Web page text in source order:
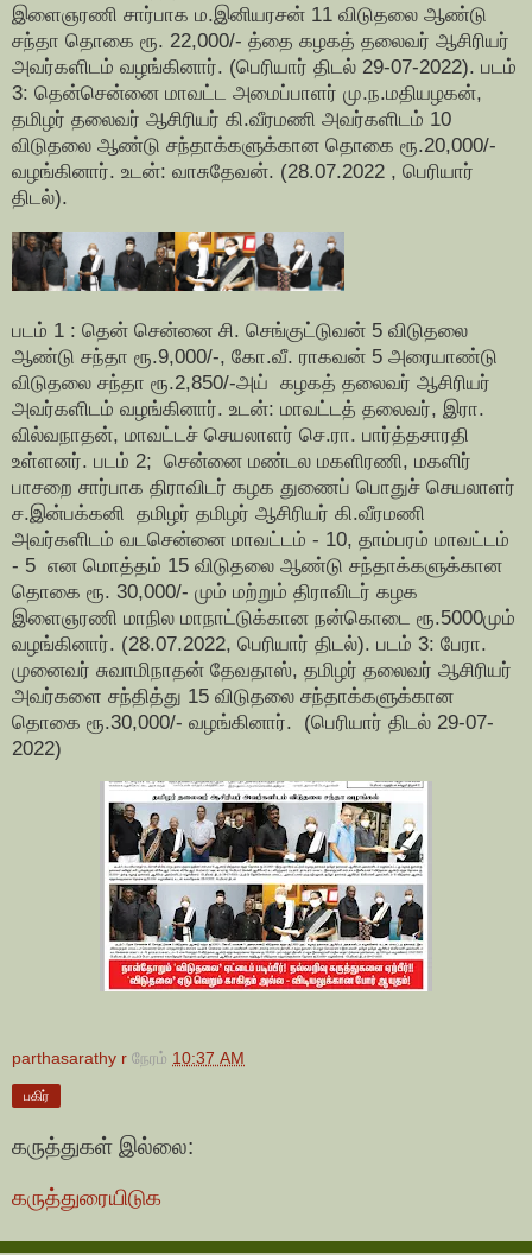
இளைஞரணி சார்பாக ம.இனியரசன் 11 விடுதலை ஆண்டு
சந்தா தொகை ரூ. 22,000/- த்தை கழகத் தலைவர் ஆசிரியர்
அவர்களிடம் வழங்கினார். (பெரியார் திடல் 29-07-2022). படம்
3: தென்சென்னை மாவட்ட அமைப்பாளர் மு.ந.மதியழகன்,
தமிழர் தலைவர் ஆசிரியர் கி.வீரமணி அவர்களிடம் 10
விடுதலை ஆண்டு சந்தாக்களுக்கான தொகை ரூ.20,000/-
வழங்கினார். உடன்: வாசுதேவன். (28.07.2022 , பெரியார்
திடல்).
படம் 1 : தென் சென்னை சி. செங்குட்டுவன் 5 விடுதலை
ஆண்டு சந்தா ரூ.9,000/-, கோ.வீ. ராகவன் 5 அரையாண்டு
விடுதலை சந்தா ரூ.2,850/-அய் கழகத் தலைவர் ஆசிரியர்
அவர்களிடம் வழங்கினார். உடன்: மாவட்டத் தலைவர், இரா.
வில்வநாதன், மாவட்டச் செயலாளர் செ.ரா. பார்த்தசாரதி
உள்ளனர். படம் 2; சென்னை மண்டல மகளிரணி, மகளிர்
பாசறை சார்பாக திராவிடர் கழக துணைப் பொதுச் செயலாளர்
ச.இன்பக்கனி தமிழர் தமிழர் ஆசிரியர் கி.வீரமணி
அவர்களிடம் வடசென்னை மாவட்டம் - 10, தாம்பரம் மாவட்டம்
- 5 என மொத்தம் 15 விடுதலை ஆண்டு சந்தாக்களுக்கான
தொகை ரூ. 30,000/- மும் மற்றும் திராவிடர் கழக
இளைஞரணி மாநில மாநாட்டுக்கான நன்கொடை ரூ.5000மும்
வழங்கினார். (28.07.2022, பெரியார் திடல்). படம் 3: பேரா.
முனைவர் சுவாமிநாதன் தேவதாஸ், தமிழர் தலைவர் ஆசிரியர்
அவர்களை சந்தித்து 15 விடுதலை சந்தாக்களுக்கான
தொகை ரூ.30,000/- வழங்கினார். (பெரியார் திடல் 29-07-
2022)
parthasarathy r நேரம் 10:37 AM
பகிர்
கருத்துகள் இல்லை:
கருத்துரையிடுக